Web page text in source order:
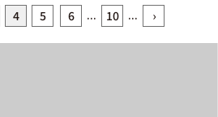
4 5 6 ... 10 ... ›